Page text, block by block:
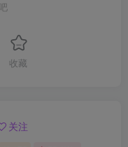
收藏
关注